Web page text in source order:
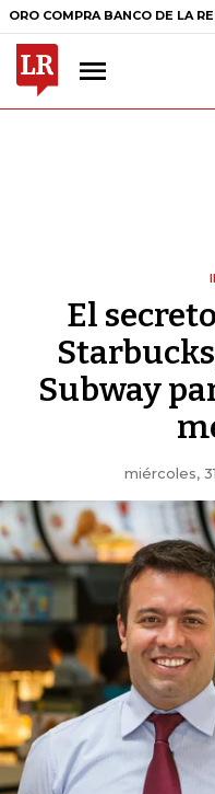
BANCO DE LA REPÚBLICA
El
Subway
miércoles,